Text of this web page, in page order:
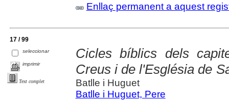
Enllaç permanent a aquest
17 / 99
seleccionar
imprimir
Text complet
Cicles bíblics dels
Creus i de l'Església de
Batlle i Huguet
Batlle i Huguet, Pere